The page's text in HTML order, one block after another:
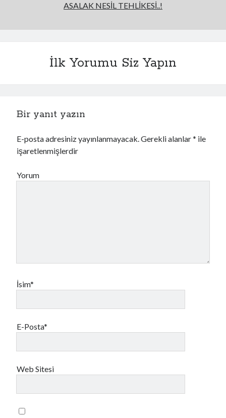
ASALAK NESİL TEHLİKESİ..!
İlk Yorumu Siz Yapın
Bir yanıt yazın
E-posta adresiniz yayınlanmayacak.Gerekli alanlar* ile
işaretlenmişlerdir
Yorum
İsim*
E-Posta*
Web Sitesi